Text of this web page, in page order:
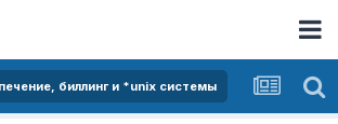
биллинг и *unix системы